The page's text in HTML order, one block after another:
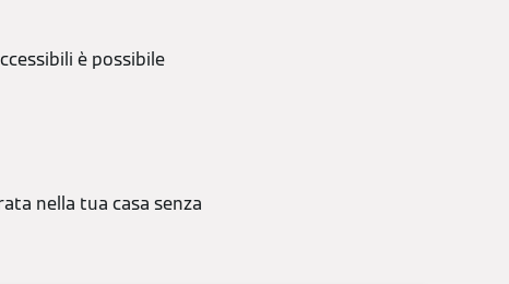
è possibile
nella tua casa senza